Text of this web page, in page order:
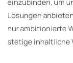
Lösungen
nur ambitionierte
stetige inhaltliche